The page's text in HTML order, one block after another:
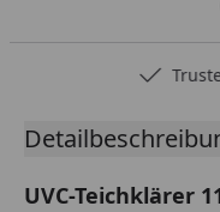
UVC-Teichklärer